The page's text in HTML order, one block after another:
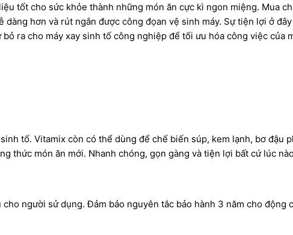
tốt cho sức khỏe thành những món ăn cực kì ngon miệng. Mua
hơn và rút ngắn được công đọan vệ sinh máy. Sự tiện lợi ở
ra cho máy xay sinh tố công nghiệp để tối ưu hóa công việc của
tố. Vitamix còn có thể dùng để chế biến súp, kem lạnh, bơ đậu
thức món ăn mới. Nhanh chóng, gọn gàng và tiện lợi bất cứ lúc
cho người sử dụng. Đảm bảo nguyên tắc bảo hành 3 năm cho động